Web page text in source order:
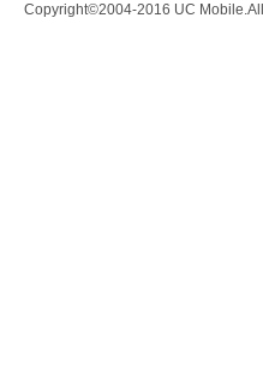
Copyright©2004-2016 UC